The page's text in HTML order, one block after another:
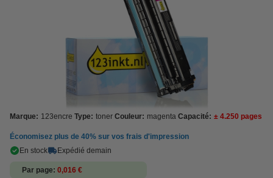
Marque: 123encre Type: toner Couleur: magenta Capacité: ± 4.250 pages
Économisez plus de 40% sur vos frais d'impression
En stock
Expédié demain
Par page 0,016 €